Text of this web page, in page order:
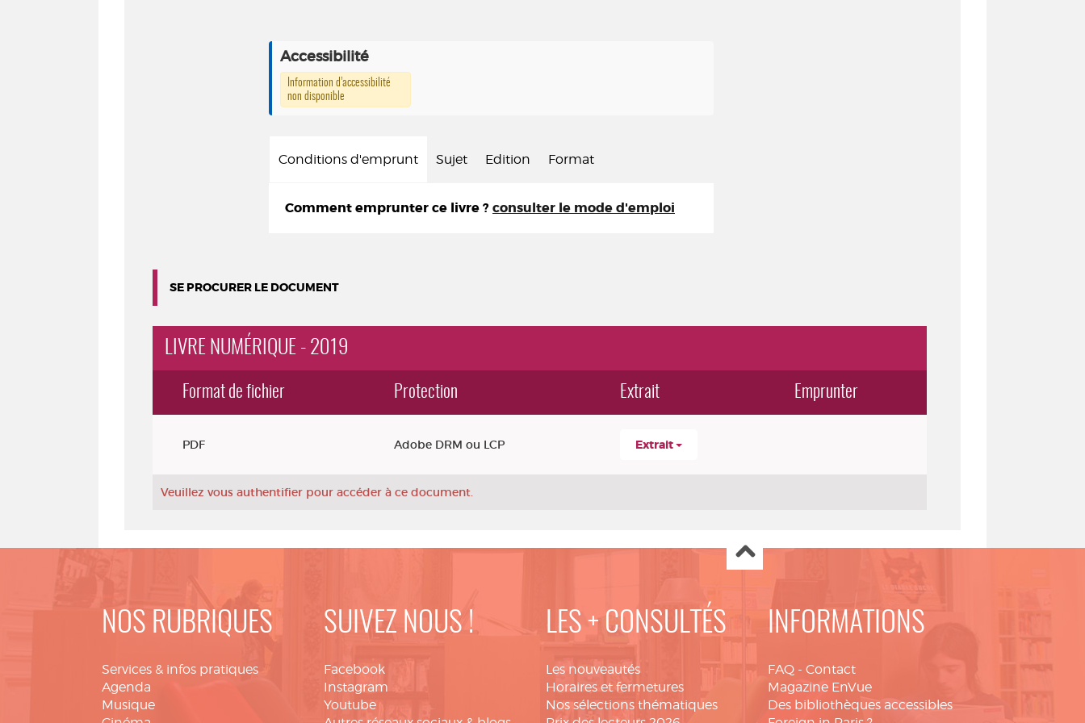
Accessibilité
Information d’accessibilité
non disponible
Conditions d'emprunt Sujet Edition Format
Comment emprunter ce livre ? consulter le mode d'emploi
SE PROCURER LE DOCUMENT
LIVRE NUMÉRIQUE - 2019
Format de fichier Protection Extrait Emprunter
PDF Adobe DRM ou LCP Extrait
Veuillez vous authentifier pour accéder à ce document.
NOS RUBRIQUES
Services & infos pratiques
Agenda
Musique
SUIVEZ NOUS !
Facebook
Instagram
Youtube
LES + CONSULTÉS
Les nouveautés
Horaires et fermetures
Nos sélections thématiques
INFORMATIONS
FAQ - Contact
Magazine EnVue
Des bibliothèques accessibles